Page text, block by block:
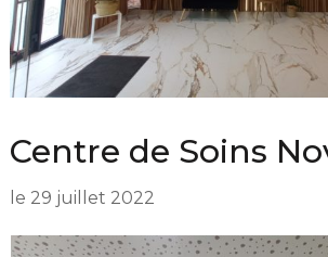
Centre de Soins
le 29 juillet 2022